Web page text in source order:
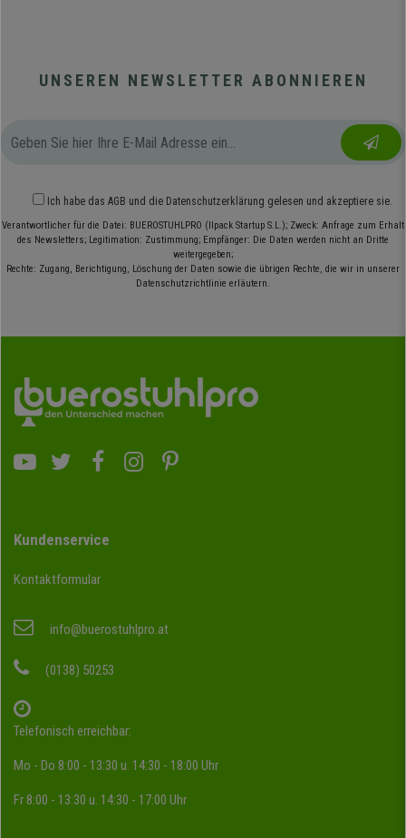
UNSEREN NEWSLETTER ABONNIEREN
Ich habe das AGB und die Datenschutzerklärung gelesen und akzeptiere sie.
Verantwortlicher für die Datei: BUEROSTUHLPRO (Ilpack Startup S.L.); Zweck: Anfrage zum Erhalt
des Newsletters; Legitimation: Zustimmung; Empfänger: Die Daten werden nicht an Dritte
weitergegeben;
Rechte: Zugang, Berichtigung, Löschung der Daten sowie die übrigen Rechte, die wir in unserer
Datenschutzrichtlinie erläutern.
Kundenservice
Kontaktformular
info@buerostuhlpro.at
(0138) 50253
Telefonisch erreichbar:
Mo - Do 8:00 - 13:30 u. 14:30 - 18:00 Uhr
Fr 8:00 - 13:30 u. 14:30 - 17:00 Uhr